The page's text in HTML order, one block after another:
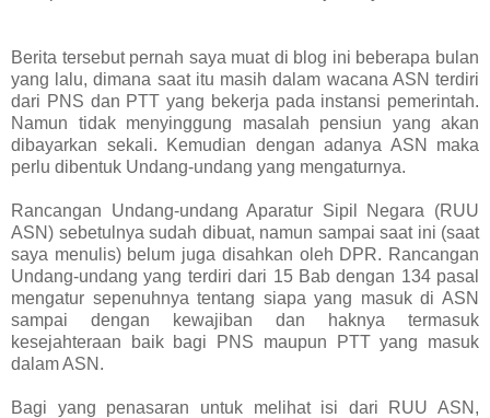
Berita tersebut pernah saya muat di blog ini beberapa bulan
yang lalu, dimana saat itu masih dalam wacana ASN terdiri
dari PNS dan PTT yang bekerja pada instansi pemerintah.
Namun tidak menyinggung masalah pensiun yang akan
dibayarkan sekali. Kemudian dengan adanya ASN maka
perlu dibentuk Undang-undang yang mengaturnya.
Rancangan Undang-undang Aparatur Sipil Negara (RUU
ASN) sebetulnya sudah dibuat, namun sampai saat ini (saat
saya menulis) belum juga disahkan oleh DPR. Rancangan
Undang-undang yang terdiri dari 15 Bab dengan 134 pasal
mengatur sepenuhnya tentang siapa yang masuk di ASN
sampai dengan kewajiban dan haknya termasuk
kesejahteraan baik bagi PNS maupun PTT yang masuk
dalam ASN.
Bagi yang penasaran untuk melihat isi dari RUU ASN,